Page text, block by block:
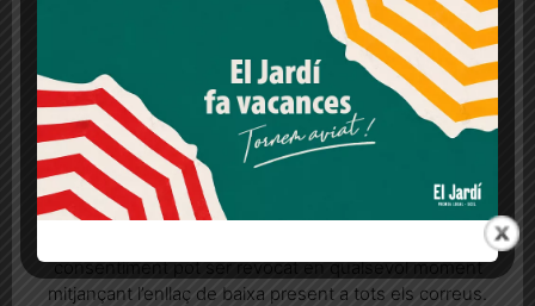
cookies" o a la nostra Política de privacitat en aquest
lloc web. Si cliques "acceptar" dones el teu
Més informació Acceptar Rebutjar tot
Quan l’usuari crea un compte al Diari el Jardí, dona el
seu consentiment explícit per rebre comunicacions
consentiment pot ser revocat en qualsevol moment
mitjançant l’enllaç de baixa present a tots els correus.